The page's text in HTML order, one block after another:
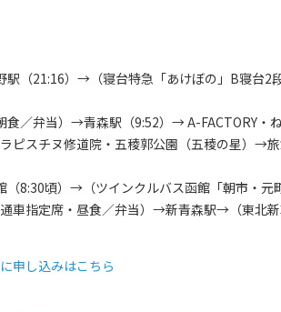
駅（21:16）→（寝台特急「あけぼの」B寝台2
食／弁当）→青森駅（9:52）→ A-FACTORY
ピスチヌ修道院・五稜郭公園（五稜の星）→旅
（8:30頃）→（ツインクルバス函館「朝市・
車指定席・昼食／弁当）→新青森駅→（東北
申し込みはこちら